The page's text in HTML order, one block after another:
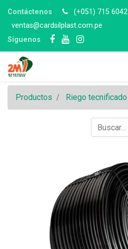
Contáctenos
(+051) 715 6042
ventas@cardsilplast.com.pe
Síguenos
Productos Riego tecnificado